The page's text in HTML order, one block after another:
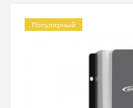
Популярный